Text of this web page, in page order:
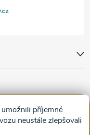
příjemné
neustále zlepšovali